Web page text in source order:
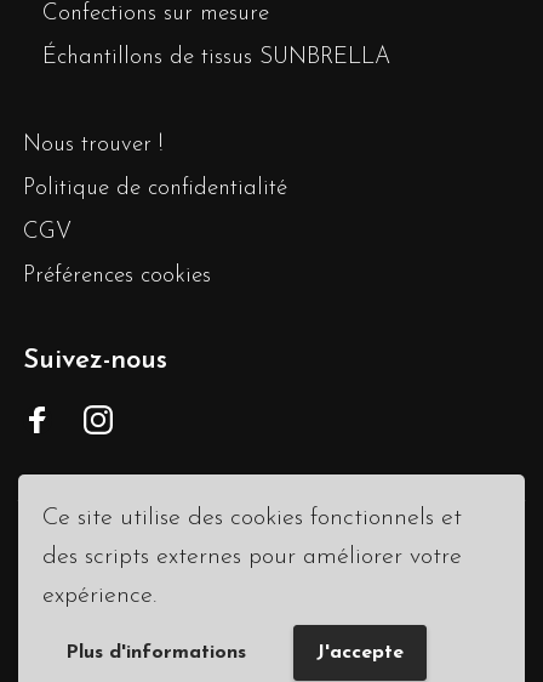
Ce site utilise des cookies fonctionnels et
des scripts externes pour améliorer votre
expérience.
Plus d'informations J'accepte
Confections sur mesure
Échantillons de tissus SUNBRELLA
Nous trouver !
Politique de confidentialité
CGV
Préférences cookies
Suivez-nous
© 2020Maverick.Paris